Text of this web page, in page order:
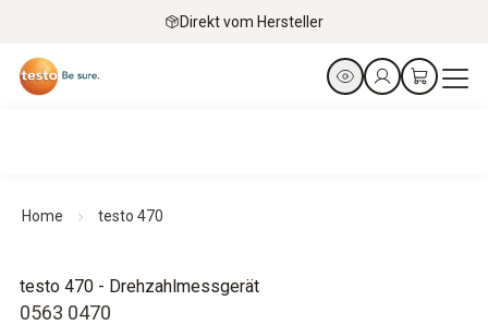
Direkt vom Hersteller
Home testo 470
0563 0470
testo 470 - Drehzahlmessgerät